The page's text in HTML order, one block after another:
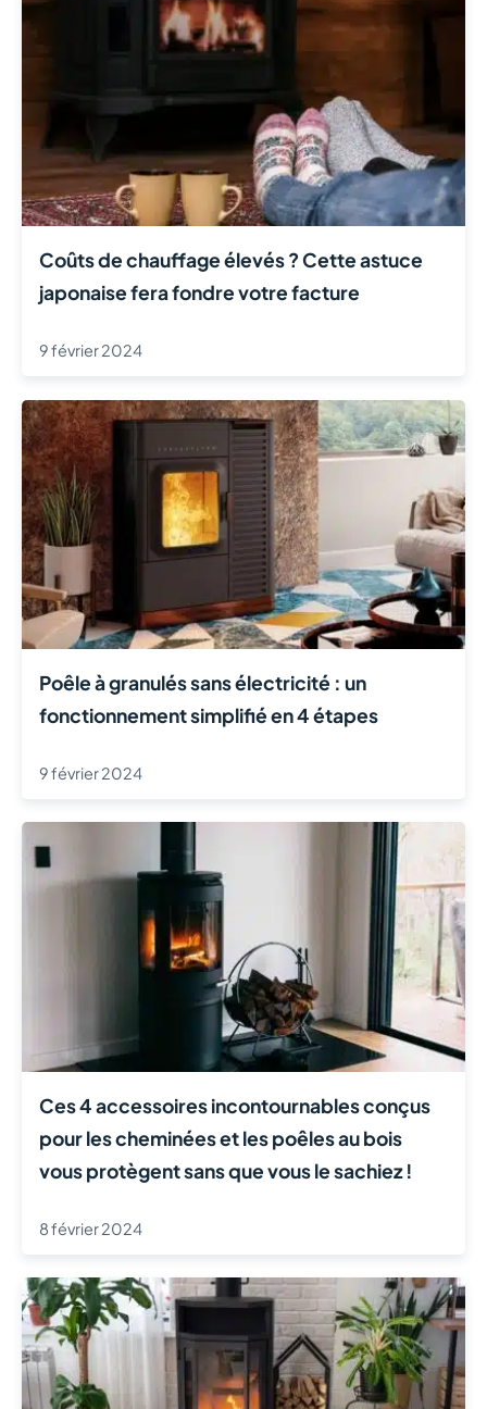
Coûts de chauffage élevés ? Cette astuce
japonaise fera fondre votre facture
9 février 2024
Poêle à granulés sans électricité : un
fonctionnement simplifié en 4 étapes
9 février 2024
Ces 4 accessoires incontournables conçus
pour les cheminées et les poêles au bois
vous protègent sans que vous le sachiez !
8 février 2024